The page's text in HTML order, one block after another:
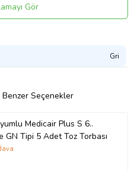
alan modeli kontrol ederek
yaşamanız söz konusu
uyup uymadığı konusunda
uyum bilgisi verilecektir.
ürünlerin uyumlu olduğu
Belirtilen markalarla
Gör
Gri
Seçenekler
Medicair Plus S 6..
GN Tipi 5 Adet Toz Torbası